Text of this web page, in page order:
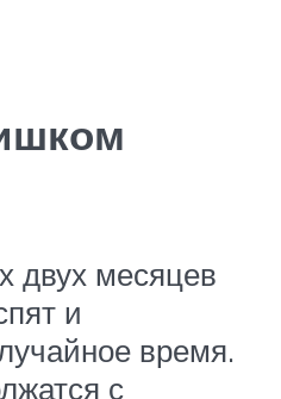
двух месяцев
и
время.
с